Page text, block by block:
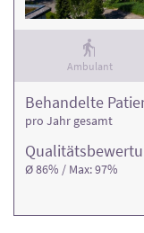
Ambulant
Ø 86% / Max: 97%
Behandelte
pro Jahr gesamt